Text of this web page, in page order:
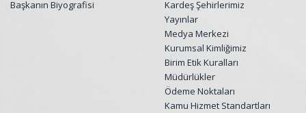
Başkanın Biyografisi
Kardeş Şehirlerimiz
Yayınlar
Medya Merkezi
Kurumsal Kimliğimiz
Birim Etik Kuralları
Müdürlükler
Ödeme Noktaları
Kamu Hizmet Standartları